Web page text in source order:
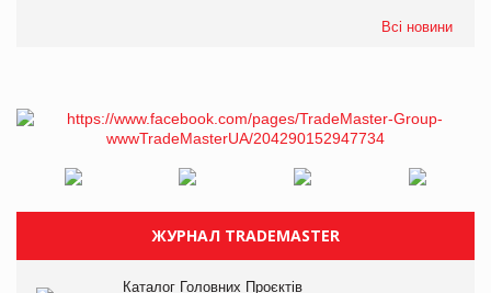
Всі новини
ЖУРНАЛ TRADEMASTER
Каталог Головних Проєктів